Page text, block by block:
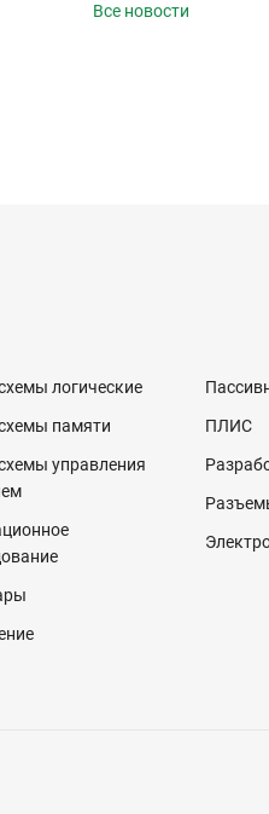
Все новости
логические
памяти
управления
ПЛИС